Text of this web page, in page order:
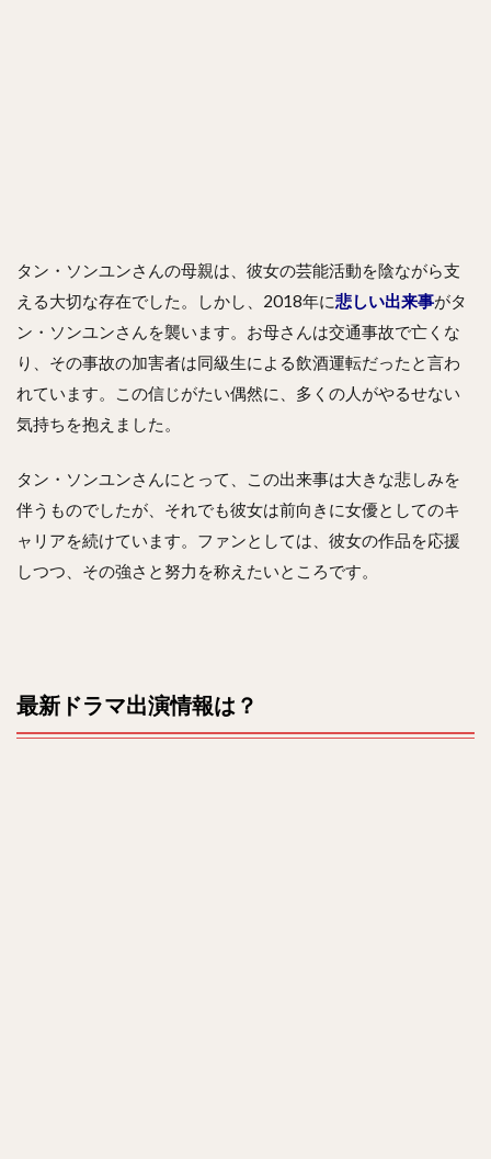
タン・ソンユンさんの母親は、彼女の芸能活動を陰ながら支
える大切な存在でした。しかし、2018年に悲しい出来事がタ
ン・ソンユンさんを襲います。お母さんは交通事故で亡くな
り、その事故の加害者は同級生による飲酒運転だったと言わ
れています。この信じがたい偶然に、多くの人がやるせない
気持ちを抱えました。
タン・ソンユンさんにとって、この出来事は大きな悲しみを
伴うものでしたが、それでも彼女は前向きに女優としてのキ
ャリアを続けています。ファンとしては、彼女の作品を応援
しつつ、その強さと努力を称えたいところです。
最新ドラマ出演情報は？